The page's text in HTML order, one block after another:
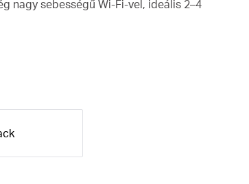
nagy sebességű Wi-Fi-vel, ideális 2–4